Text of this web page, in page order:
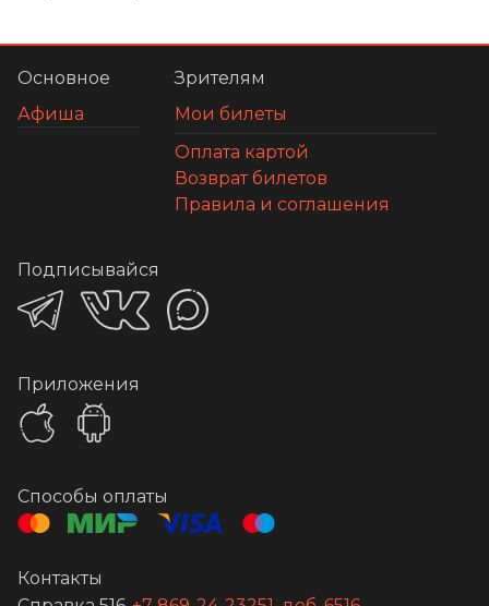
Основное
Афиша
Зрителям
Мои билеты
Оплата картой
Возврат билетов
Правила и соглашения
Подписывайся
Приложения
Способы оплаты
Контакты